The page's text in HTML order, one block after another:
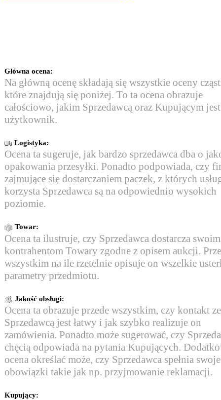
Główna ocena:
Na główną ocenę składają się wszystkie oceny
które znajdują się poniżej. To ta ocena obrazuje
całościowo, jakim Sprzedawcą oraz Kupującym jest
użytkownik.
Logistyka:
Ocena ta sugeruje, jak bardzo sprzedawca dba o
opakowania przesyłki. Ponadto podpowiada, czy
zajmujące się dostarczaniem paczek, z których
korzysta Sprzedawca są na odpowiednio wysokich
poziomie.
Towar:
Ocena ta ilustruje, czy Sprzedawca dostarcza swoim
kontrahentom Towary zgodne z opisem aukcji.
wszystkim na ile rzetelnie opisuje on wszelkie
parametry przedmiotu.
Jakość obsługi:
Ocena ta obrazuje przede wszystkim, czy kontakt ze
Sprzedawcą jest łatwy i jak szybko realizuje on
zamówienia. Ponadto może sugerować, czy
chęcią odpowiada na pytania Kupujących.
ocena określać może, czy Sprzedawca spełnia swoje
obowiązki takie jak np. przyjmowanie reklamacji.
Kupujący: